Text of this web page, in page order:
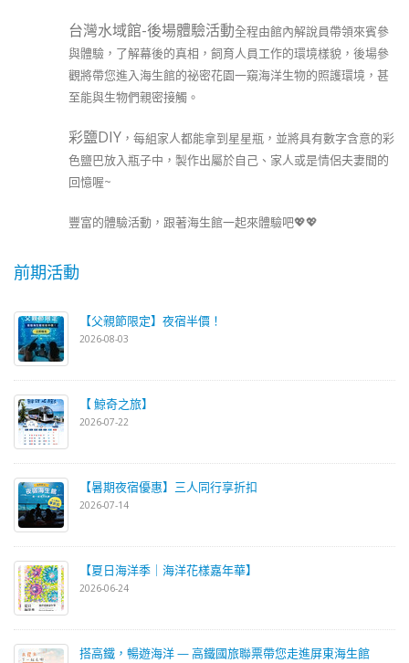
台灣水域館-後場體驗活動全程由館內解說員帶領來賓參
與體驗，了解幕後的真相，飼育人員工作的環境樣貌，後場參
觀將帶您進入海生館的祕密花園一窺海洋生物的照護環境，甚
至能與生物們親密接觸。
彩鹽DIY ，每組家人都能拿到星星瓶，並將具有數字含意的彩
色鹽巴放入瓶子中，製作出屬於自己、家人或是情侶夫妻間的
回憶喔~
豐富的體驗活動，跟著海生館一起來體驗吧💖💖
前期活動
【父親節限定】夜宿半價！
2026-08-03
【 鯨奇之旅】
2026-07-22
【暑期夜宿優惠】三人同行享折扣
2026-07-14
【夏日海洋季｜海洋花樣嘉年華】
2026-06-24
搭高鐵，暢遊海洋 — 高鐵國旅聯票帶您走進屏東海生館